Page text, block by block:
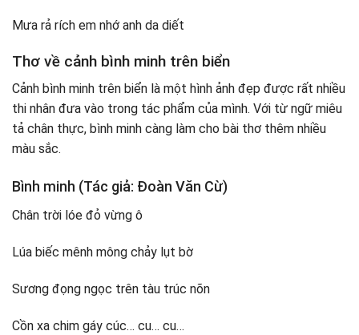
Mưa rả rích em nhớ anh da diết
Thơ về cảnh bình minh trên biển
Cảnh bình minh trên biển là một hình ảnh đẹp được rất nhiều
thi nhân đưa vào trong tác phẩm của mình. Với từ ngữ miêu
tả chân thực, bình minh càng làm cho bài thơ thêm nhiều
màu sắc.
Bình minh (Tác giả: Đoàn Văn Cừ)
Chân trời lóe đỏ vừng ô
Lúa biếc mênh mông chảy lụt bờ
Sương đọng ngọc trên tàu trúc nõn
Cồn xa chim gáy cúc… cu… cu…